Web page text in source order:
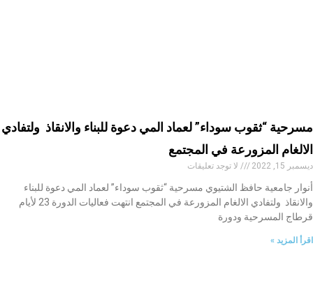
مسرحية “ثقوب سوداء” لعماد المي دعوة للبناء والانقاذ ولتفادي
الالغام المزورعة في المجتمع
ديسمبر 15, 2022 لا توجد تعليقات
أنوار جامعية حافظ الشتيوي مسرحية “ثقوب سوداء” لعماد المي دعوة للبناء
والانقاذ ولتفادي الالغام المزورعة في المجتمع انتهت فعاليات الدورة 23 لأيام
قرطاج المسرحية ودورة
اقرأ المزيد »